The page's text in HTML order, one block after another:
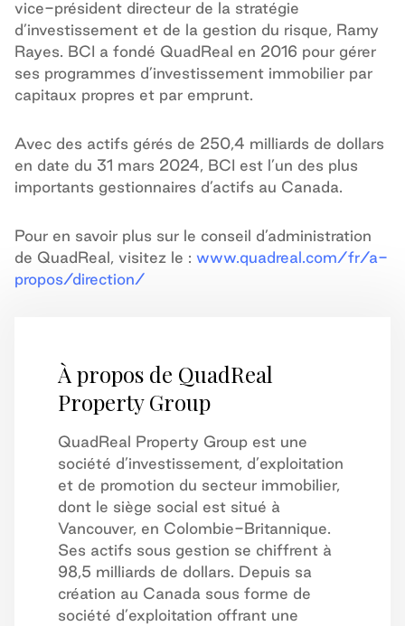
vice-président directeur de la stratégie
d’investissement et de la gestion du risque, Ramy
Rayes. BCI a fondé QuadReal en 2016 pour gérer
ses programmes d’investissement immobilier par
capitaux propres et par emprunt.
Avec des actifs gérés de 250,4 milliards de dollars
en date du 31 mars 2024, BCI est l’un des plus
importants gestionnaires d’actifs au Canada.
Pour en savoir plus sur le conseil d’administration
de QuadReal, visitez le : www.quadreal.com/fr/a-
propos/direction/
À propos de QuadReal
Property Group
QuadReal Property Group est une
société d’investissement, d’exploitation
et de promotion du secteur immobilier,
dont le siège social est situé à
Vancouver, en Colombie-Britannique.
Ses actifs sous gestion se chiffrent à
98,5 milliards de dollars. Depuis sa
création au Canada sous forme de
société d’exploitation offrant une